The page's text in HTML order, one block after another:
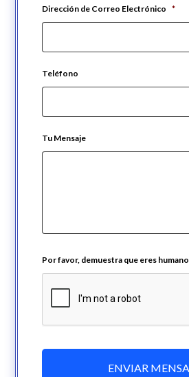
Dirección de Correo Electrónico *
Teléfono
Tu Mensaje
Por favor, demuestra que eres humano